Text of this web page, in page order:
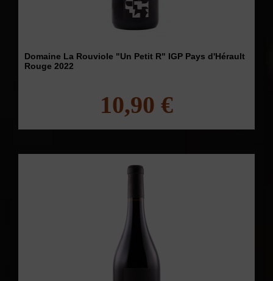
Domaine La Rouviole "Un Petit R" IGP Pays d'Hérault
Rouge 2022
10,90 €